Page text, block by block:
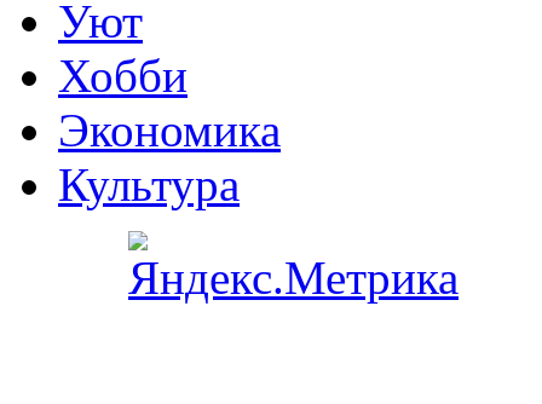
Уют
Хобби
Экономика
Культура